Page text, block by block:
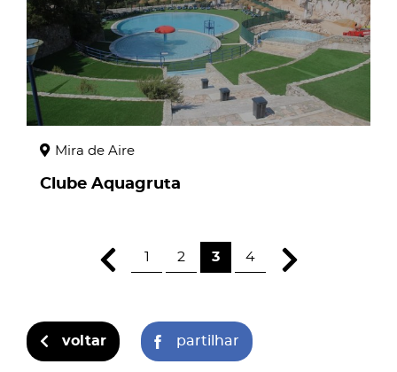
Mira de Aire
Clube Aquagruta
1 2 3 4
voltar partilhar